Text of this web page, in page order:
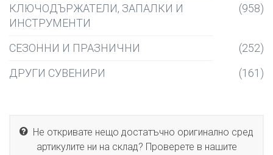
КЛЮЧОДЪРЖАТЕЛИ, ЗАПАЛКИ И
ИНСТРУМЕНТИ
(958)
СЕЗОННИ И ПРАЗНИЧНИ
(252)
ДРУГИ СУВЕНИРИ
(161)
Не откривате нещо достатъчно оригинално сред
артикулите ни на склад? Проверете в нашите